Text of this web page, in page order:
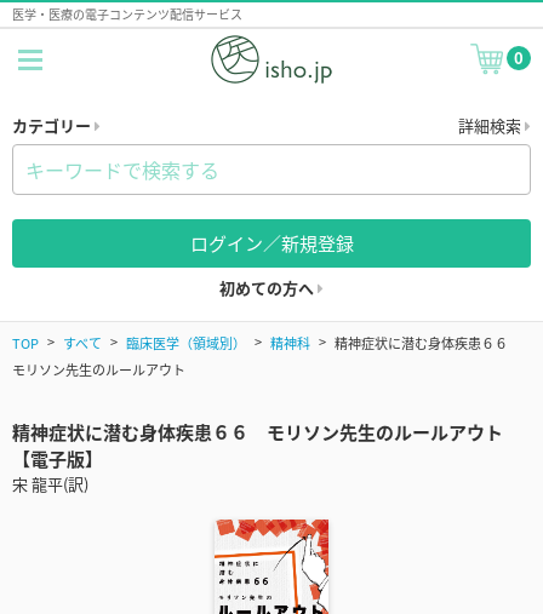
医学・医療の電子コンテンツ配信サービス
0
カテゴリー 詳細検索
ログイン／新規登録
初めての方へ
TOP すべて 臨床医学（領域別） 精神科
精神症状に潜む身体疾患６６
モリソン先生のルールアウト
精神症状に潜む身体疾患６６ モリソン先生のルールアウト
【電子版】
宋 龍平(訳)